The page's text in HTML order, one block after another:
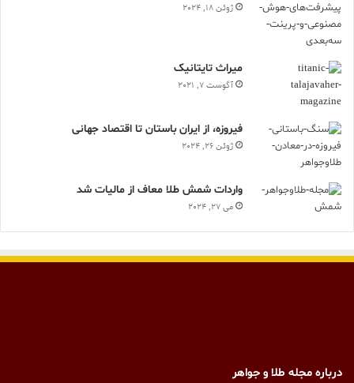
ژوئن 18, 2024
ميراث تايتانيک
آگوست 7, 2021
فیروزه، از ایران باستان تا اقتصاد جهانی
ژوئن 26, 2024
واردات شمش طلا معاف از مالیات شد
می 27, 2024
درباره مجله طلا و جواهر